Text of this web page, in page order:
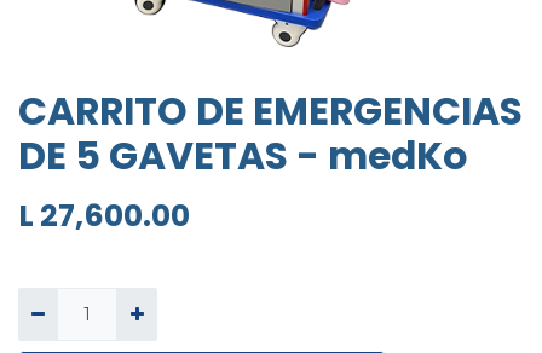
CARRITO DE EMERGENCIAS
DE 5 GAVETAS - medKo
L 27,600.00